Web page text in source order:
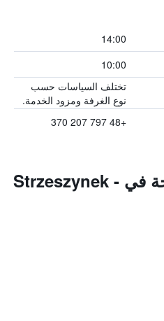
14:00
10:00
تختلف السياسات حسب
نوع الغرفة ومزود الخدمة.
+48 797 207 370
المزايا ووسائل الراحة في Strzeszynek -